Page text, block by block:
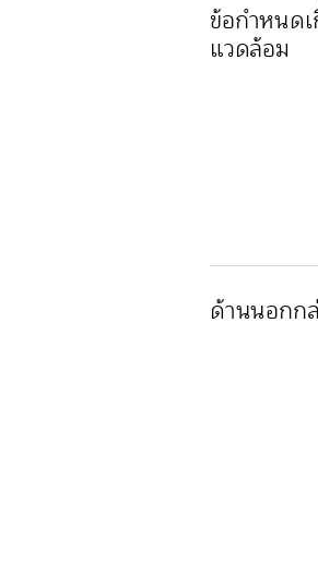
ข้อกำหนด
แวดล้อม
ด้านนอกก